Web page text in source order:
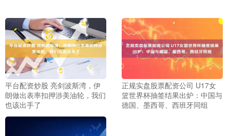
平台配资炒股 亮剑波斯湾，伊
朗做出表率扣押涉美油轮，我们
也该出手了
正规实盘股票配资公司 U17女
篮世界杯抽签结果出炉：中国与
德国、墨西哥、西班牙同组